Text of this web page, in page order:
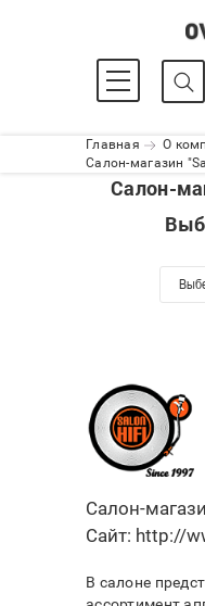
Главная О
Салон-магазин
Салон-
Салон-
Сайт: http://
В салоне